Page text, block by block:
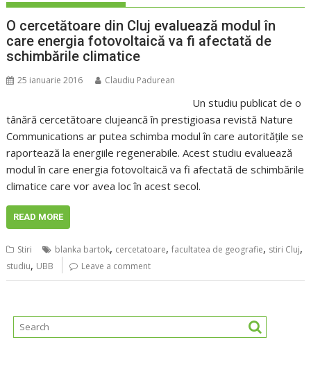
O cercetătoare din Cluj evaluează modul în
care energia fotovoltaică va fi afectată de
schimbările climatice
25 ianuarie 2016 Claudiu Padurean
Un studiu publicat de o
tânără cercetătoare clujeancă în prestigioasa revistă Nature
Communications ar putea schimba modul în care autoritățile se
raportează la energiile regenerabile. Acest studiu evaluează
modul în care energia fotovoltaică va fi afectată de schimbările
climatice care vor avea loc în acest secol.
READ MORE
Stiri blanka bartok, cercetatoare,facultatea de geografie, stiri Cluj,
studiu, UBB Leave a comment